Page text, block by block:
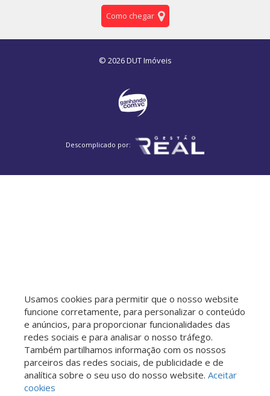
Como chegar
© 2026 DUT Imóveis
Descomplicado por:
Usamos cookies para permitir que o nosso website
funcione corretamente, para personalizar o conteúdo
e anúncios, para proporcionar funcionalidades das
redes sociais e para analisar o nosso tráfego.
Também partilhamos informação com os nossos
parceiros das redes sociais, de publicidade e de
analítica sobre o seu uso do nosso website. Aceitar
cookies